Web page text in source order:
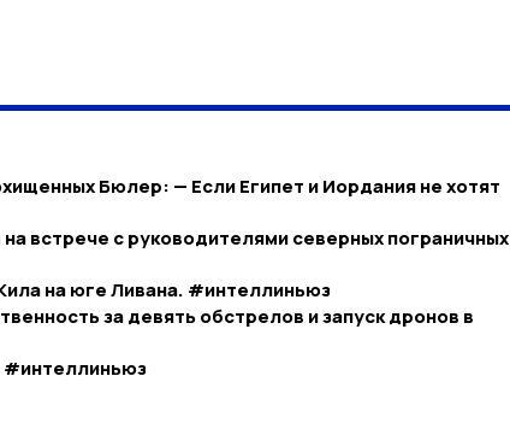
Бюлер: — Если Египет и Иордания не хотят
встрече с руководителями северных пограничных
на юге Ливана. #интеллиньюз
за девять обстрелов и запуск дронов в
#интеллиньюз